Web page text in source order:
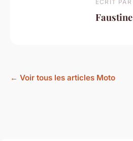
ECRIT PAR
Faustine
← Voir tous les articles Moto